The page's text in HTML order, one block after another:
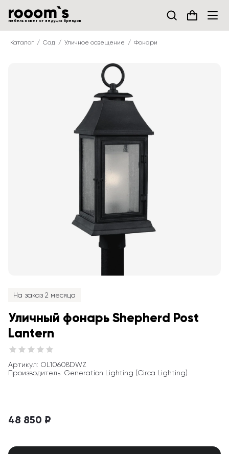
мебель и свет от ведущих брендов
Каталог Сад Уличное освещение Фонари
На заказ 2 месяца
Уличный фонарь Shepherd Post
Lantern
Артикул: OL10608DWZ
Производитель: Generation Lighting (Circa Lighting)
48 850 ₽